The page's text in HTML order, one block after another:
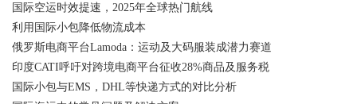
国际空运时效提速，2025年全球热门航线
利用国际小包降低物流成本
俄罗斯电商平台Lamoda：运动及大码服装成潜力赛道
印度CATI呼吁对跨境电商平台征收28%商品及服务税
国际小包与EMS，DHL等快递方式的对比分析